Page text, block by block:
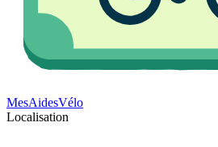
MesAidesVélo
Localisation